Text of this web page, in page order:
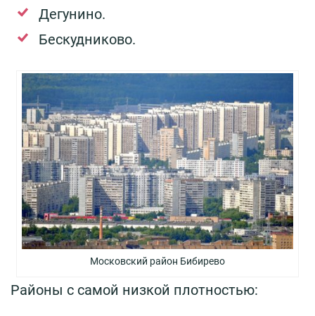
Дегунино.
Бескудниково.
Московский район Бибирево
Районы с самой низкой плотностью: